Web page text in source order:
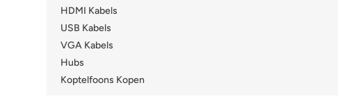
HDMI Kabels
USB Kabels
VGA Kabels
Hubs
Koptelfoons Kopen